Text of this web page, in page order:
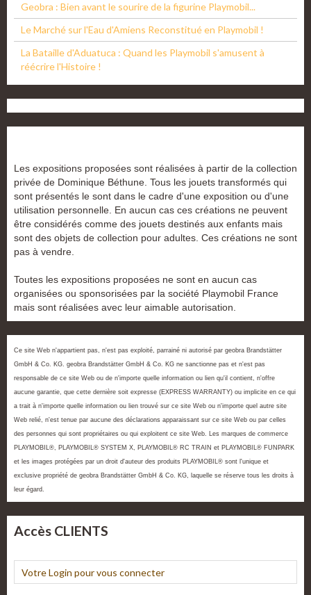
Geobra : Bien avant le sourire de la figurine Playmobil...
Le Marché sur l'Eau d'Amiens Reconstitué en Playmobil !
La Bataille d'Aduatuca : Quand les Playmobil s'amusent à
réécrire l'Histoire !
Les expositions proposées sont réalisées à partir de la collection
privée de Dominique Béthune. Tous les jouets transformés qui
sont présentés le sont dans le cadre d'une exposition ou d'une
utilisation personnelle. En aucun cas ces créations ne peuvent
être considérés comme des jouets destinés aux enfants mais
sont des objets de collection pour adultes. Ces créations ne sont
pas à vendre.
Toutes les expositions proposées ne sont en aucun cas
organisées ou sponsorisées par la société Playmobil France
mais sont réalisées avec leur aimable autorisation.
Ce site Web n'appartient pas, n'est pas exploité, parrainé ni autorisé par geobra Brandstätter
GmbH & Co. KG. geobra Brandstätter GmbH & Co. KG ne sanctionne pas et n'est pas
responsable de ce site Web ou de n'importe quelle information ou lien qu'il contient, n'offre
aucune garantie, que cette dernière soit expresse (EXPRESS WARRANTY) ou implicite en ce qui
a trait à n'importe quelle information ou lien trouvé sur ce site Web ou n'importe quel autre site
Web relié, n'est tenue par aucune des déclarations apparaissant sur ce site Web ou par celles
des personnes qui sont propriétaires ou qui exploitent ce site Web. Les marques de commerce
PLAYMOBIL®, PLAYMOBIL® SYSTEM X, PLAYMOBIL® RC TRAIN et PLAYMOBIL® FUNPARK
et les images protégées par un droit d'auteur des produits PLAYMOBIL® sont l'unique et
exclusive propriété de geobra Brandstätter GmbH & Co. KG, laquelle se réserve tous les droits à
leur égard.
Accès CLIENTS